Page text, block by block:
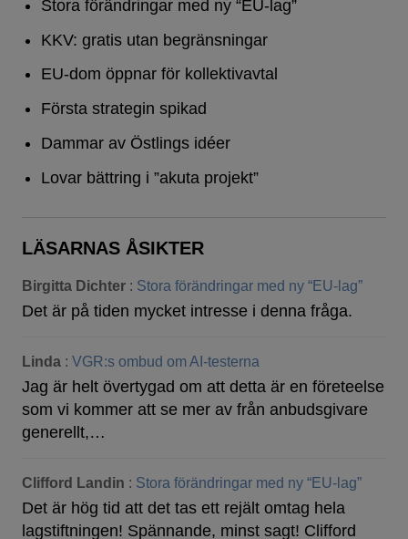
Stora förändringar med ny “EU-lag”
KKV: gratis utan begränsningar
EU-dom öppnar för kollektivavtal
Första strategin spikad
Dammar av Östlings idéer
Lovar bättring i ”akuta projekt”
LÄSARNAS ÅSIKTER
Birgitta Dichter : Stora förändringar med ny “EU-lag”
Det är på tiden mycket intresse i denna fråga.
Linda : VGR:s ombud om AI-testerna
Jag är helt övertygad om att detta är en företeelse
som vi kommer att se mer av från anbudsgivare
generellt,…
Clifford Landin : Stora förändringar med ny “EU-lag”
Det är hög tid att det tas ett rejält omtag hela
lagstiftningen! Spännande, minst sagt! Clifford